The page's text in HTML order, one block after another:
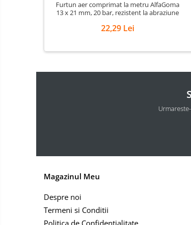
Masini de echilibrat roti
Masini de indreptat si roluit jante
Compresoare aer
Furtun aer comprimat la metru AlfaGoma
13 x 21 mm, 20 bar, rezistent la abraziune
22,29 Lei
Magazinul Meu
Despre noi
Termeni si Conditii